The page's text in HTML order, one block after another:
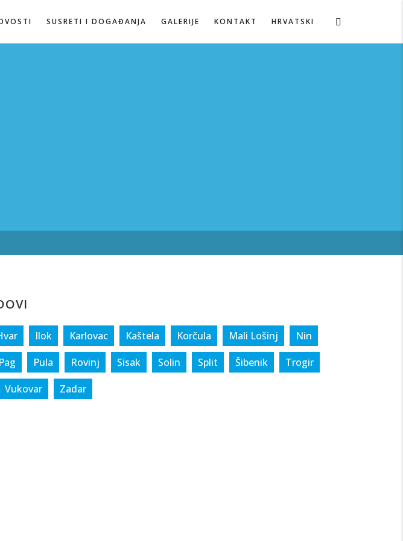
SUSRETI I DOGAĐANJA GALERIJE KONTAKT HRVATSKI
Ilok Karlovac Kaštela Korčula Mali Lošinj
Nin
Pag Pula Rovinj Sisak Solin Split Šibenik
Trogir
Vukovar Zadar